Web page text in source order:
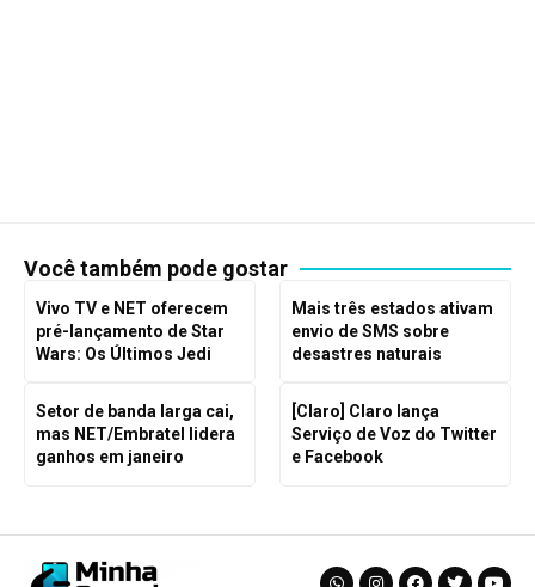
Você também pode gostar
Vivo TV e NET oferecem
pré-lançamento de Star
Wars: Os Últimos Jedi
Mais três estados ativam
envio de SMS sobre
desastres naturais
Setor de banda larga cai,
mas NET/Embratel lidera
ganhos em janeiro
[Claro] Claro lança
Serviço de Voz do Twitter
e Facebook